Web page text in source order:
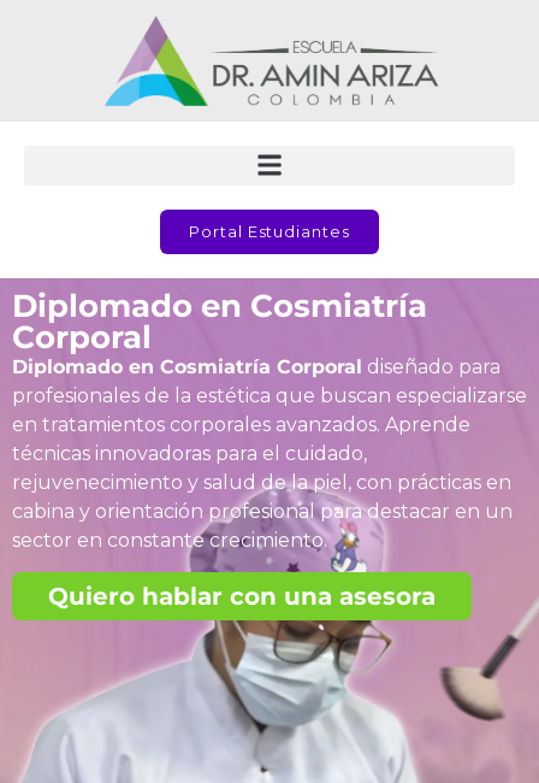
Portal Estudiantes
Diplomado en Cosmiatría
Corporal
Diplomado en Cosmiatría Corporal diseñado para
profesionales de la estética que buscan especializarse
en tratamientos corporales avanzados. Aprende
técnicas innovadoras para el cuidado,
rejuvenecimiento y salud de la piel, con prácticas en
cabina y orientación profesional para destacar en un
sector en constante crecimiento.
Quiero hablar con una asesora